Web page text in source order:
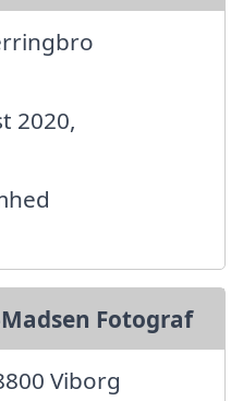
2020,
Fotograf
Viborg